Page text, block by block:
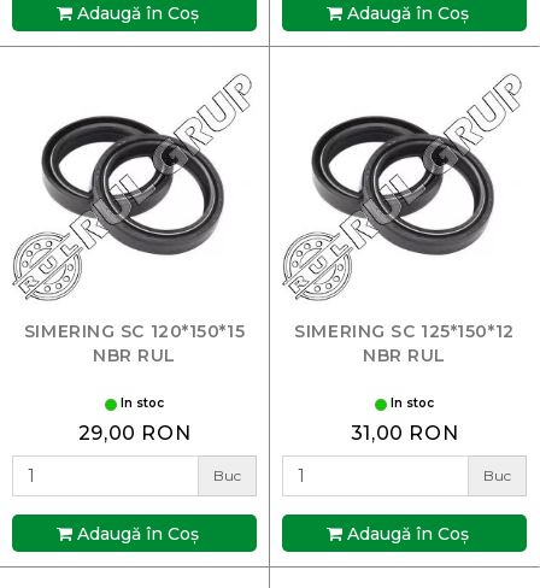
Adaugă în Coş Adaugă în Coş
SIMERING SC 120*150*15
NBR RUL
In stoc
29,00 RON
Buc
Adaugă în Coş
SIMERING SC 125*150*12
NBR RUL
In stoc
31,00 RON
Buc
Adaugă în Coş